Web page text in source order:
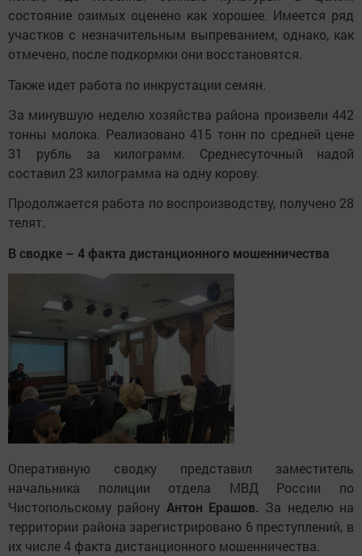
состояние озимых оценено как хорошее. Имеется ряд
участков с незначительным выпреванием, однако, как
отмечено, после подкормки они восстановятся.
Также идет работа по инкрустации семян.
За минувшую неделю хозяйства района произвели 442
тонны молока. Реализовано 415 тонн по средней цене
31 рубль за килограмм. Среднесуточный надой
составил 23 килограмма на одну корову.
Продолжается работа по воспроизводству, получено 28
телят.
В сводке – 4 факта дистанционного мошенничества
Оперативную сводку представил заместитель
начальника полиции отдела МВД России по
Чистопольскому району Антон Ерашов. За неделю на
территории района зарегистрировано 6 преступлений, в
их числе 4 факта дистанционного мошенничества.